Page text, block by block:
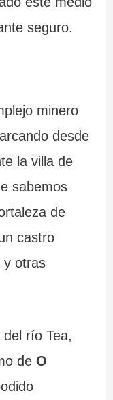
seguro.
minero
desde
la villa de
sabemos
de
castro
y otras
río Tea,
deO